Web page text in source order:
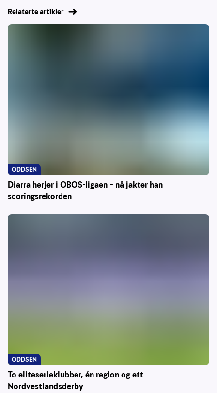
Relaterte artikler
Diarra herjer i OBOS-ligaen – nå jakter han
scoringsrekorden
ODDSEN
To eliteserieklubber, én region og ett
Nordvestlandsderby
ODDSEN